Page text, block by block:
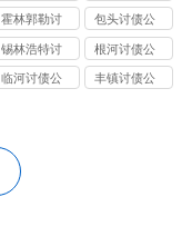
收费。
公司
债公司
霍林郭勒讨
债公司
包头讨债公
司
锡林浩特讨
债公司
根河讨债公
司
临河讨债公
丰镇讨债公